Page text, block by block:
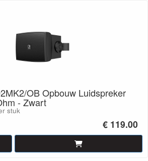
OB Opbouw Luidspreker
- Zwart
stuk
€ 119.00